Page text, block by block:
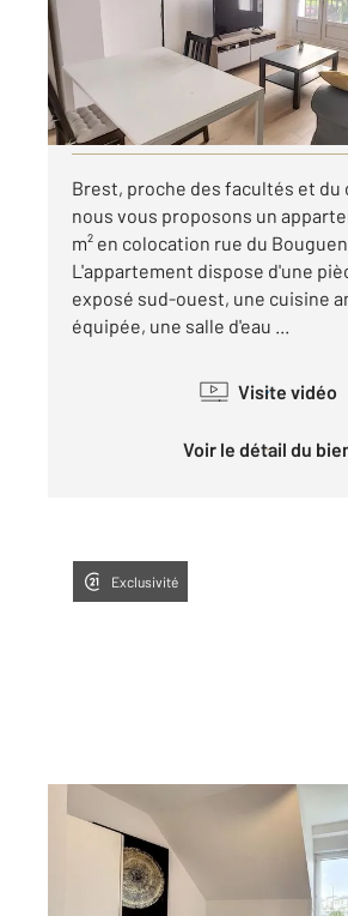
Appartement T4 à louer
380 €
par mois charges comprises
Visiter le site dédié
Brest, proche des facultés et du
nous vous proposons un
m² en colocation rue du Bouguen.
L'appartement dispose d'une
exposé sud-ouest, une cuisine
équipée, une salle d'eau ...
Visite vidéo
Voir le détail du
Exclusivité
BREST 29
11,33 m2, 10 pièces
Ref : 5338
Appartement Chambre à